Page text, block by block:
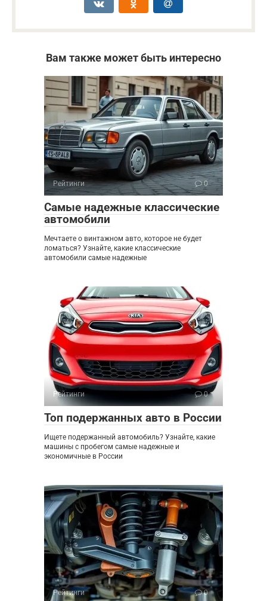
Вам также может быть интересно
Рейтинги 0
Самые надежные классические
автомобили
Мечтаете о винтажном авто, которое не будет
ломаться? Узнайте, какие классические
автомобили самые надежные
Рейтинги 0
Топ подержанных авто в России
Ищете подержанный автомобиль? Узнайте, какие
машины с пробегом самые надежные и
экономичные в России
Рейтинги 0